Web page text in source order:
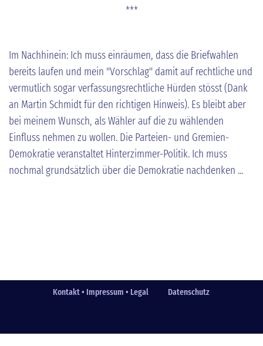
***
Im Nachhinein: Ich muss einräumen, dass die Briefwahlen
bereits laufen und mein "Vorschlag" damit auf rechtliche und
vermutlich sogar verfassungsrechtliche Hürden stösst (Dank
an Martin Schmidt für den richtigen Hinweis). Es bleibt aber
bei meinem Wunsch, als Wähler auf die zu wählenden
Einfluss nehmen zu wollen. Die Parteien- und Gremien-
Demokratie veranstaltet Hinterzimmer-Politik. Ich muss
nochmal grundsätzlich über die Demokratie nachdenken ...
Fußzeile
Kontakt • Impressum • Legal Datenschutz